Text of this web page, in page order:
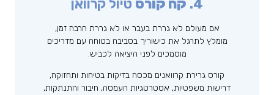
4. קח קורס טיול קרוואן
אם מעולם לא גררת בעבר או לא גררת הרבה זמן,
מומלץ לתרגל את כישוריך בסביבה בטוחה עם מדריכים
מוסמכים לפני היציאה לכביש.
קורס גרירת קרוואנים מכסה בדיקות בטיחות ותחזוקה,
דרישות משפטיות, אסטרטגיות העמסה, חיבור והתנתקות,